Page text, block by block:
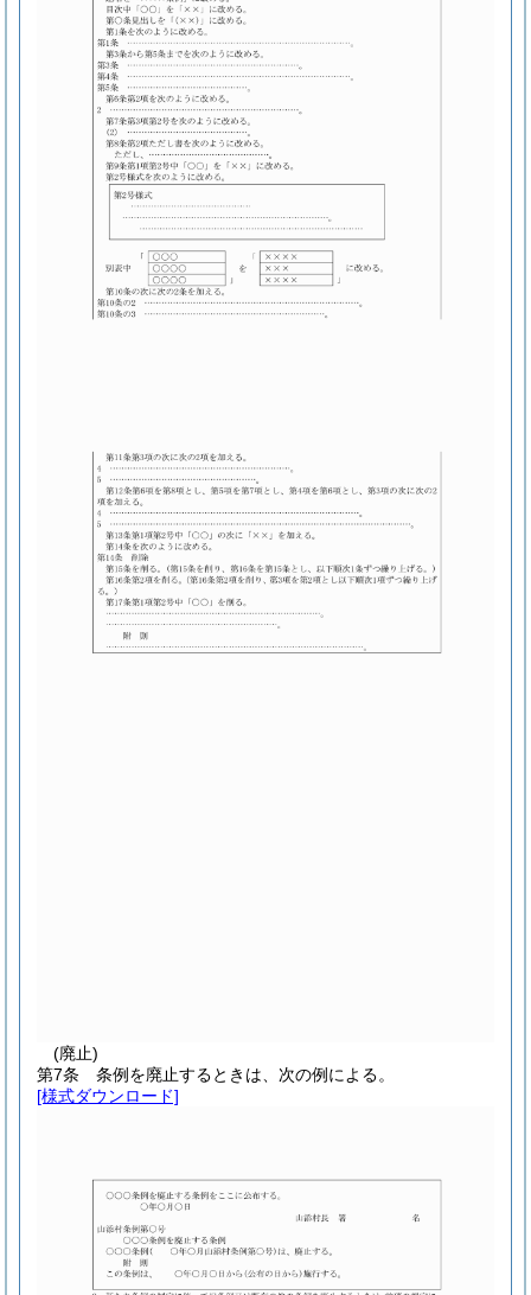
(廃止)
第7条
条例を廃止するときは、次の例による。
[様式ダウンロード]